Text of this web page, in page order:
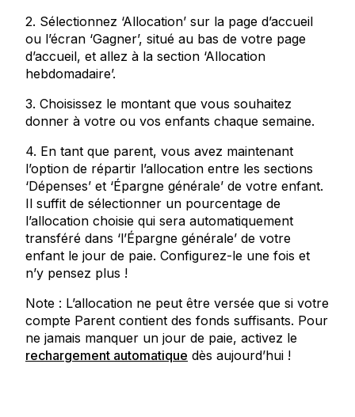
2. Sélectionnez ‘Allocation’ sur la page d’accueil
ou l’écran ‘Gagner’, situé au bas de votre page
d’accueil, et allez à la section ‘Allocation
hebdomadaire’.
3. Choisissez le montant que vous souhaitez
donner à votre ou vos enfants chaque semaine.
4. En tant que parent, vous avez maintenant
l’option de répartir l’allocation entre les sections
‘Dépenses’ et ‘Épargne générale’ de votre enfant.
Il suffit de sélectionner un pourcentage de
l’allocation choisie qui sera automatiquement
transféré dans ‘l’Épargne générale’ de votre
enfant le jour de paie. Configurez-le une fois et
n’y pensez plus !
Note : L’allocation ne peut être versée que si votre
compte Parent contient des fonds suffisants. Pour
ne jamais manquer un jour de paie, activez le
rechargement automatique dès aujourd’hui !